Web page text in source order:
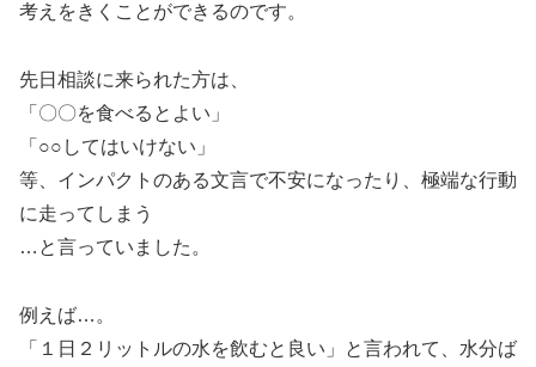
考えをきくことができるのです。
先日相談に来られた方は、
「〇〇を食べるとよい」
「○○してはいけない」
等、インパクトのある文言で不安になったり、極端な行動
に走ってしまう
…と言っていました。
例えば…。
「１日２リットルの水を飲むと良い」と言われて、水分ば